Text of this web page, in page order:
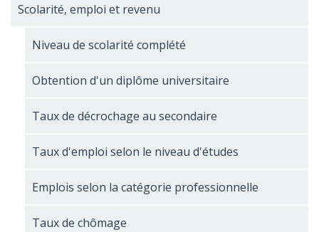
Scolarité, emploi et revenu
Niveau de scolarité complété
Obtention d'un diplôme universitaire
Taux de décrochage au secondaire
Taux d'emploi selon le niveau d'études
Emplois selon la catégorie professionnelle
Taux de chômage